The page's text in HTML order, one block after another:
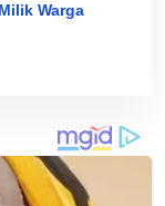
Warga